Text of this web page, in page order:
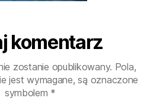
komentarz
zostanie opublikowany. Pola,
jest wymagane, są oznaczone
symbolem *